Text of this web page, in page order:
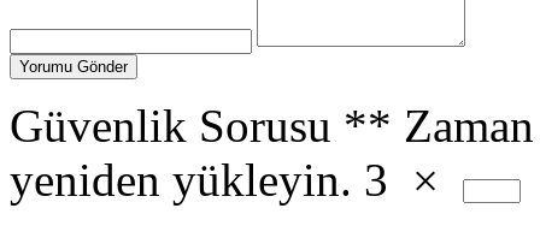
Güvenlik Sorusu **
yeniden yükleyin. 3 ×